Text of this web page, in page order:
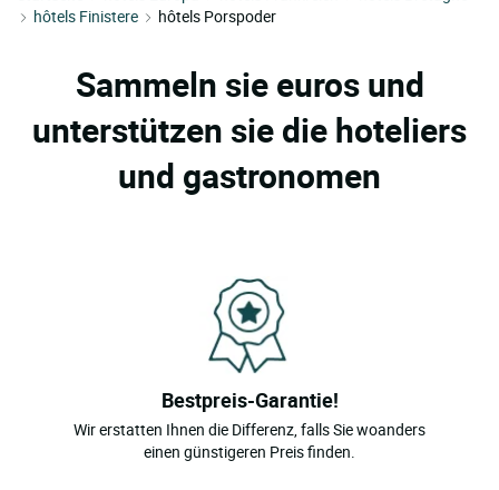
hôtels Finistere
hôtels Porspoder
Sammeln sie euros und
unterstützen sie die hoteliers
und gastronomen
Bestpreis-Garantie!
Wir erstatten Ihnen die Differenz, falls Sie woanders
einen günstigeren Preis finden.